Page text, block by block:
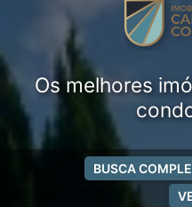
Os melhores
BUSCA